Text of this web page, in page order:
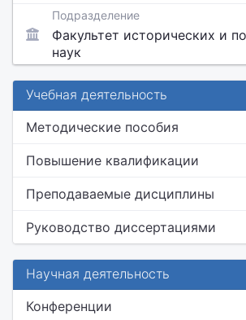
Подразделение
Факультет исторических и
наук
Учебная деятельность
Методические пособия
Повышение квалификации
Преподаваемые дисциплины
Руководство диссертациями
Научная деятельность
Конференции